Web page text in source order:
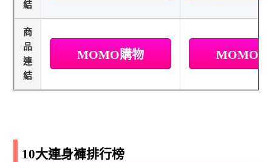
結
商
品
連
結
MOMO購物 MOMO
10大連身褲排行榜